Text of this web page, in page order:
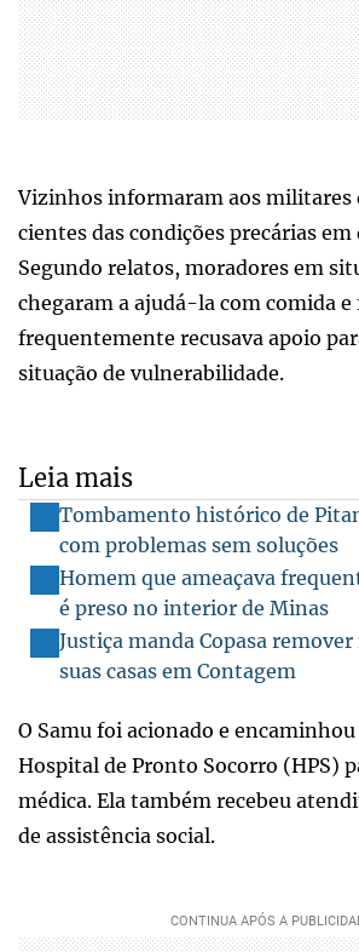
Vizinhos informaram aos militares
cientes das condições precárias em
Segundo relatos, moradores em
chegaram a ajudá-la com comida e
frequentemente recusava apoio
situação de vulnerabilidade.
Leia mais
Tombamento histórico de
com problemas sem soluções
Homem que ameaçava
é preso no interior de Minas
Justiça manda Copasa
suas casas em Contagem
O Samu foi acionado e encaminhou
Hospital de Pronto Socorro (HPS)
médica. Ela também recebeu
de assistência social.